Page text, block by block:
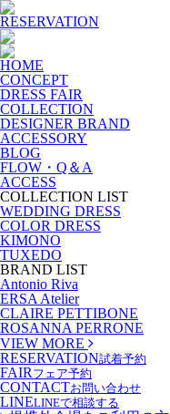
RESERVATION
HOME
CONCEPT
DRESS FAIR
COLLECTION
DESIGNER BRAND
ACCESSORY
BLOG
FLOW・Q＆A
ACCESS
COLLECTION LIST
WEDDING DRESS
COLOR DRESS
KIMONO
TUXEDO
BRAND LIST
Antonio Riva
ERSA Atelier
CLAIRE PETTIBONE
ROSANNA PERRONE
VIEW MORE
RESERVATION試着予約
FAIR フェア予約
CONTACTお問い合わせ
LINELINEで相談する